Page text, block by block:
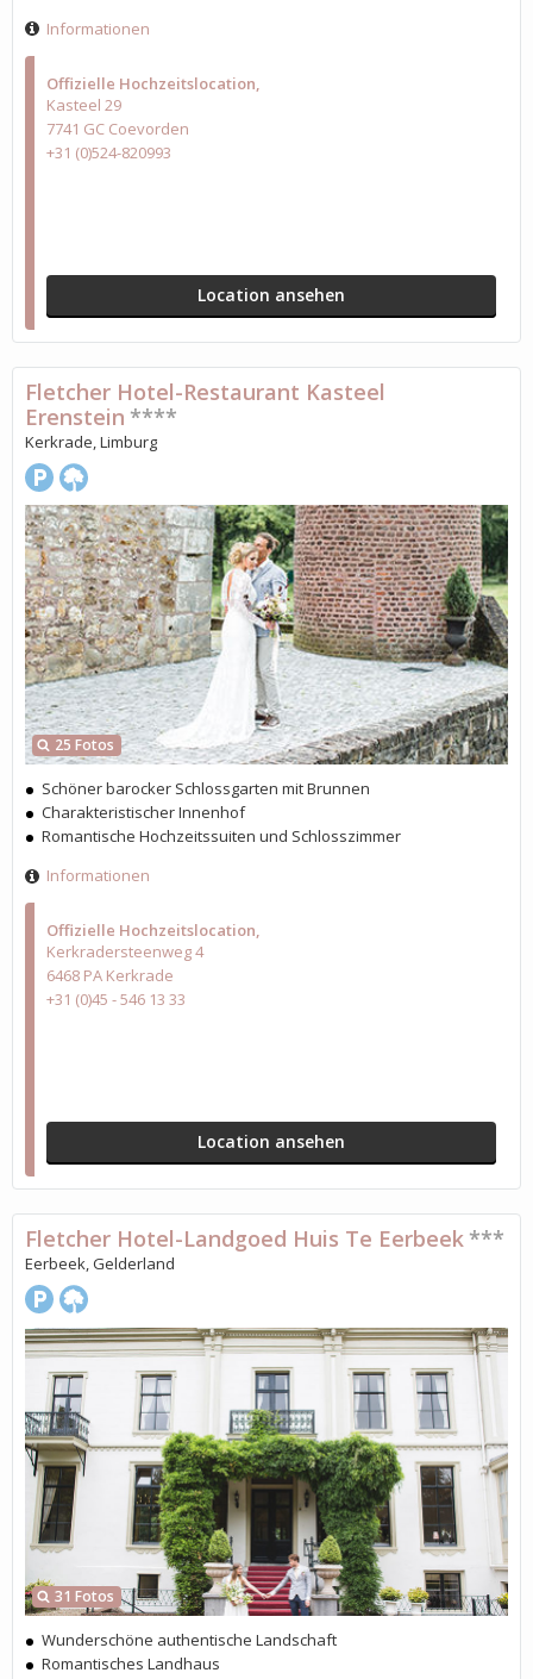
Offizielle Hochzeitslocation
Kasteel 29
7741 GC Coevorden
+31 (0)524-820993
Location ansehen
Informationen
Offizielle Hochzeitslocation
Kerkradersteenweg 4
6468 PA Kerkrade
+31 (0)45 - 546 13 33
Location ansehen
25 Fotos
Fletcher Hotel-Restaurant Kasteel
Erenstein ****
Kerkrade, Limburg
Schöner barocker Schlossgarten mit Brunnen
Charakteristischer Innenhof
Romantische Hochzeitssuiten und Schlosszimmer
Informationen
31 Fotos
Fletcher Hotel-Landgoed Huis Te Eerbeek ***
Eerbeek, Gelderland
Wunderschöne authentische Landschaft
Romantisches Landhaus